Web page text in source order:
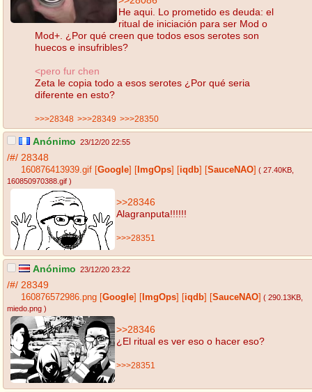
He aqui. Lo prometido es deuda: el
ritual de iniciación para ser Mod o
Mod+. ¿Por qué creen que todos esos serotes son
huecos e insufribles?
<pero fur chen
Zeta le copia todo a esos serotes ¿Por qué seria
diferente en esto?
>>>28348 >>>28349 >>>28350
Anónimo 23/12/20 22:55
/#/ 28348
160876413939.gif Google ImgOps iqdb SauceNAO ( 27.40KB
160850970388.gif )
>>28346
Alagranputa!!!!!!
>>>28351
Anónimo 23/12/20 23:22
/#/ 28349
160876572986.png Google ImgOps iqdb SauceNAO ( 290.13KB
miedo.png )
>>28346
¿El ritual es ver eso o hacer eso?
>>>28351